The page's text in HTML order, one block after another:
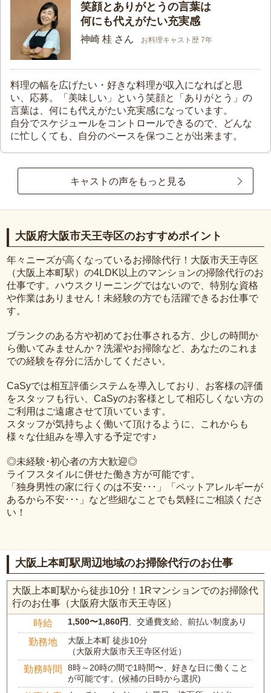
笑顔とありがとうの言葉は
何にも代えがたい充実感
神崎 桂 さん お料理キャスト歴 7年
料理の幅を広げたい・好きな料理が収入になればと思
い、応募。「美味しい」という笑顔と「ありがとう」の
言葉は、何にも代えがたい充実感になっています。
自分でスケジュールをコントロールできるので、どんな
に忙しくても、自分のペースを保つことが出来ます。
キャストの声をもっと見る
大阪府大阪市天王寺区のおすすめポイント
年々ニーズが高くなっているお掃除代行！大阪市天王寺区
（大阪上本町駅）の4LDK以上のマンションの掃除代行のお
仕事です。ハウスクリーニングではないので、特別な資格
や作業はありません！未経験の方でも活躍できるお仕事で
す。
ブランクのある方や初めてお仕事される方、少しの時間か
ら働いてみませんか？洗濯やお掃除など、あなたのこれま
での経験を存分に活かしてください。
CaSyでは相互評価システムを導入しており、お客様の評価
をスタッフも行い、CaSyのお客様として相応しくない方の
ご利用はご遠慮させて頂いています。
スタッフが気持ちよく働いて頂けるように、これからも
様々な仕組みを導入する予定です♪
◎未経験･初心者の方大歓迎◎
ライフスタイルに併せた働き方が可能です。
「独身男性の家に行くのは不安･･･」「ペットアレルギーが
あるから不安･･･」など些細なことでも気軽にご相談くださ
い！
大阪上本町駅周辺地域のお掃除代行のお仕事
大阪上本町駅から徒歩10分！1Rマンションでのお掃除代
行のお仕事（大阪府大阪市天王寺区）
時給 1,500〜1,860円、交通費支給、前払い制度あり
勤務地
大阪上本町 徒歩10分
（大阪府大阪市天王寺区付近）
勤務時間
8時～20時の間で1時間〜、好きな日に働くこと
が可能です。(候補の日時から選択)